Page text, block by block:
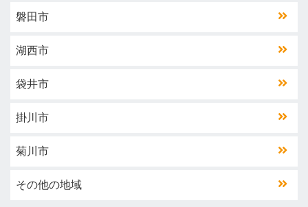
磐田市
湖西市
袋井市
掛川市
菊川市
その他の地域